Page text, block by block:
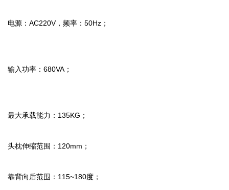
电源：AC220V，频率：50Hz；
输入功率：680VA；
最大承载能力：135KG；
头枕伸缩范围：120mm；
靠背向后范围：115~180度；